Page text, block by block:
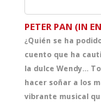
PETER PAN (IN
¿Quién se ha
cuento que ha
la dulce Wendy…
hacer soñar a los